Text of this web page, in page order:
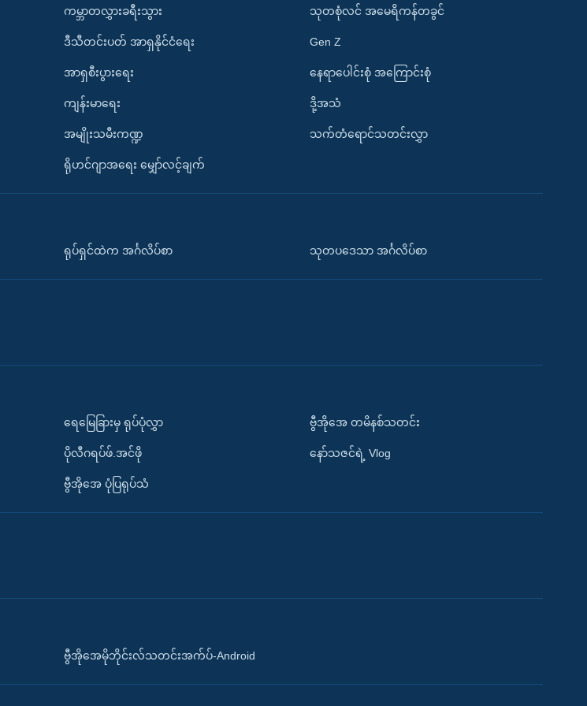
ကမ္ဘာတလွှားခရီးသွား
ဒီသီတင်းပတ် အာရှနိုင်ငံရေး
အာရှစီးပွားရေး
ကျန်းမာရေး
အမျိုးသမီးကဏ္ဍ
ရိုဟင်ဂျာအရေး မျှော်လင့်ချက်
သုတစုံလင် အမေရိကန်တခွင်
Gen Z
နေရာပေါင်းစုံ အကြောင်းစုံ
ဒို့အသံ
သက်တံရောင်သတင်းလွှာ
ရုပ်ရှင်ထဲက အင်္ဂလိပ်စာ သုတပဒေသာ အင်္ဂလိပ်စာ
ရေမြေခြားမှ ရုပ်ပုံလွှာ
ပိုလီဂရပ်ဖ်.အင်ဖို
ဗွီအိုအေ ပုံပြရုပ်သံ
ဗွီအိုအေ တမိနစ်သတင်း
နော်သဇင်ရဲ့ Vlog
ဗွီအိုအေမိုဘိုင်းလ်သတင်းအက်ပ်-Android